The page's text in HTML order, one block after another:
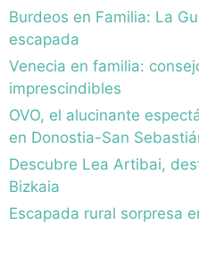
Burdeos en Familia: La
escapada
Venecia en familia:
imprescindibles
OVO, el alucinante
en Donostia-San
Descubre Lea Artibai,
Bizkaia
Escapada rural sorpresa